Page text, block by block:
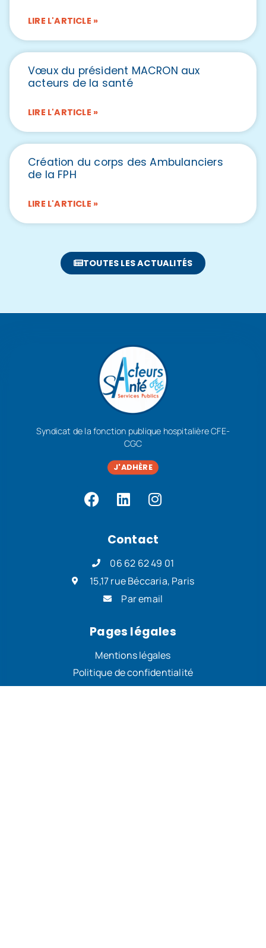
LIRE L'ARTICLE »
Vœux du président MACRON aux
acteurs de la santé
LIRE L'ARTICLE »
Création du corps des Ambulanciers
de la FPH
LIRE L'ARTICLE »
TOUTES LES ACTUALITÉS
Syndicat de la fonction publique hospitalière CFE-
CGC
J'ADHÈRE
Contact
06 62 62 49 01
15,17 rue Béccaria, Paris
Par email
Pages légales
Mentions légales
Politique de confidentialité
Politique de cookies